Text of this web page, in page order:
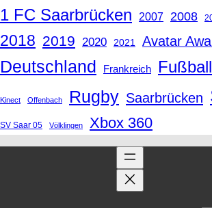
1 FC Saarbrücken 2007 2008
2018 2019 2020 2021 Avatar
Deutschland Frankreich Fußball
Kinect Offenbach Rugby Saarbrücken
SV Saar 05 Völklingen Xbox 360